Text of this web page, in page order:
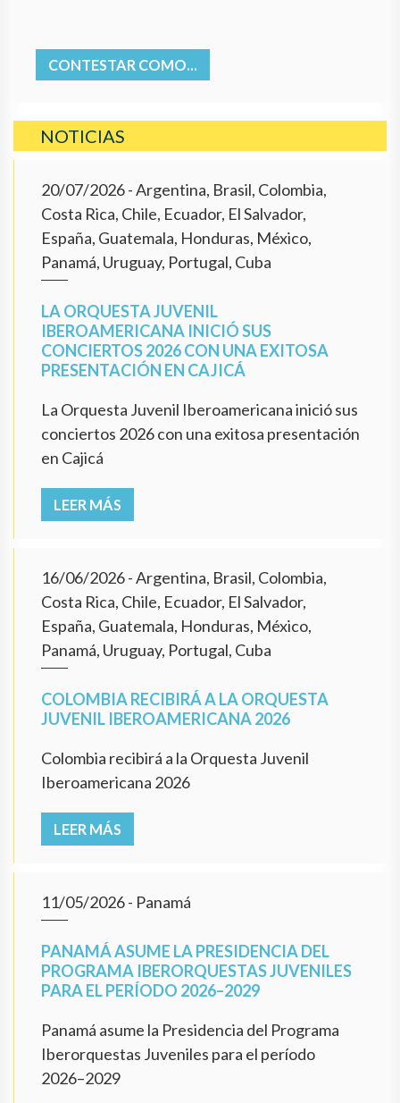
CONTESTAR COMO...
NOTICIAS
20/07/2026- Argentina, Brasil, Colombia,
Costa Rica, Chile, Ecuador, El Salvador,
España, Guatemala, Honduras, México,
Panamá, Uruguay, Portugal, Cuba
LA ORQUESTA JUVENIL
IBEROAMERICANA INICIÓ SUS
CONCIERTOS 2026 CON UNA EXITOSA
PRESENTACIÓN EN CAJICÁ
La Orquesta Juvenil Iberoamericana inició sus
conciertos 2026 con una exitosa presentación
en Cajicá
LEER MÁS
16/06/2026- Argentina, Brasil, Colombia,
Costa Rica, Chile, Ecuador, El Salvador,
España, Guatemala, Honduras, México,
Panamá, Uruguay, Portugal, Cuba
COLOMBIA RECIBIRÁ A LA ORQUESTA
JUVENIL IBEROAMERICANA 2026
Colombia recibirá a la Orquesta Juvenil
Iberoamericana 2026
LEER MÁS
11/05/2026- Panamá
PANAMÁ ASUME LA PRESIDENCIA DEL
PROGRAMA IBERORQUESTAS JUVENILES
PARA EL PERÍODO 2026–2029
Panamá asume la Presidencia del Programa
Iberorquestas Juveniles para el período
2026–2029